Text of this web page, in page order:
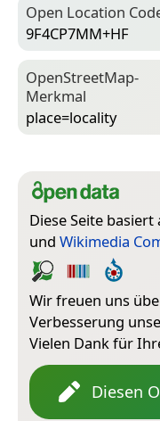
Open Location
9F4CP7MM+HF
Open­Street­Map-
Merkmal
place=­locality
Diese Seite basiert
und Wikimedia
Wir freuen uns
Verbesserung
Vielen Dank für
Diesen